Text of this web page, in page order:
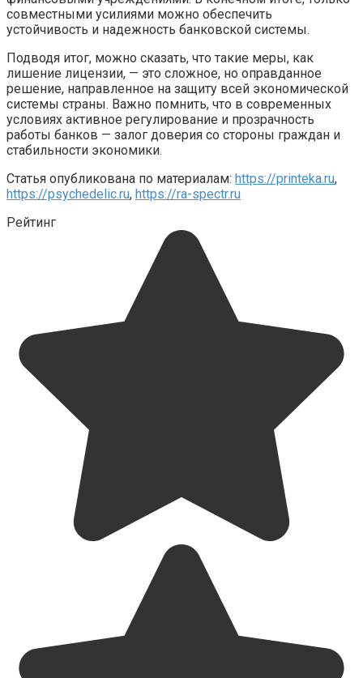
совместными усилиями можно обеспечить
устойчивость и надежность банковской системы.
Подводя итог, можно сказать, что такие меры, как
лишение лицензии, — это сложное, но оправданное
решение, направленное на защиту всей экономической
системы страны. Важно помнить, что в современных
условиях активное регулирование и прозрачность
работы банков — залог доверия со стороны граждан и
стабильности экономики.
Статья опубликована по материалам: https://printeka.ru,
https://psychedelic.ru, https://ra-spectr.ru
Рейтинг